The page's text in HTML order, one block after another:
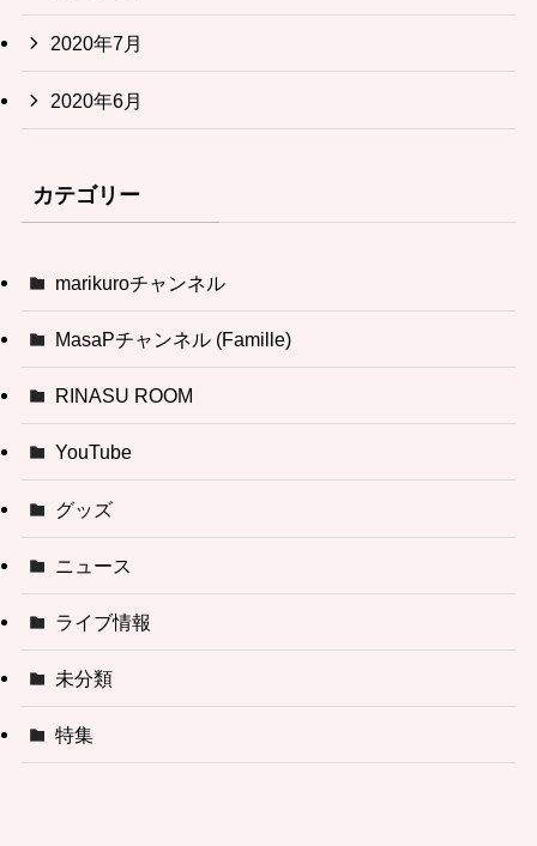
2020年7月
2020年6月
カテゴリー
marikuroチャンネル
MasaPチャンネル (Famille)
RINASU ROOM
YouTube
グッズ
ニュース
ライブ情報
未分類
特集